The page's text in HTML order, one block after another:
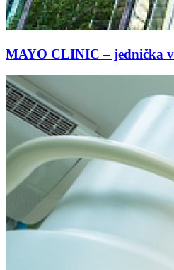
MAYO CLINIC – jednička